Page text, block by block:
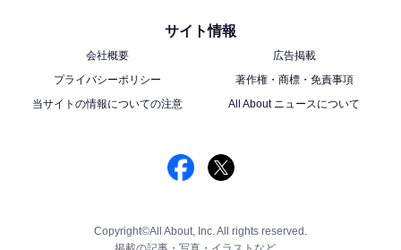
サイト情報
会社概要
広告掲載
プライバシーポリシー
著作権・商標・免責事項
当サイトの情報についての注意
All About ニュースについて
Copyright©All About, Inc. All rights reserved.